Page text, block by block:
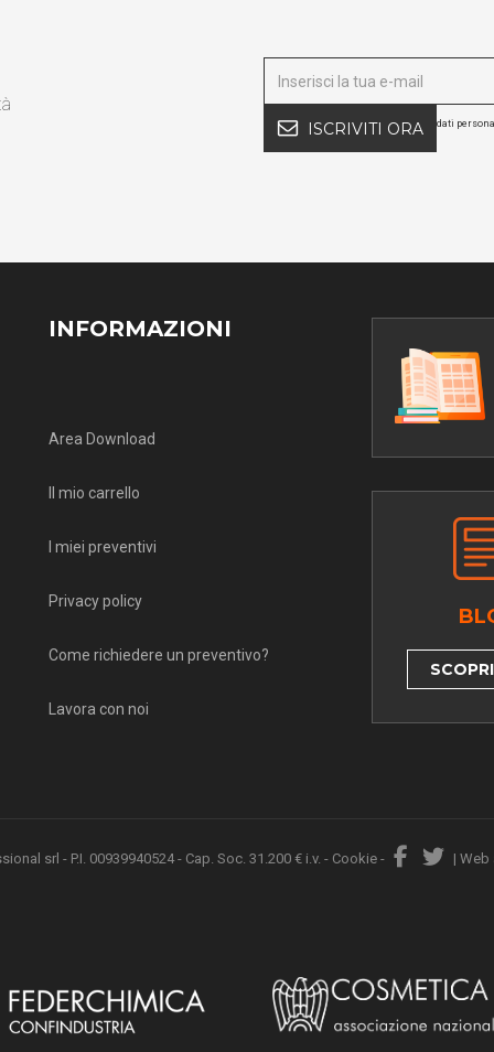
ISCRIVITI ORA dati
INFORMAZIONI
Area Download
Il mio carrello
I miei preventivi
Privacy policy
Come richiedere un preventivo?
Lavora con noi
srl - P.I. 00939940524 - Cap. Soc. 31.200 € i.v. - Cookie - | Web